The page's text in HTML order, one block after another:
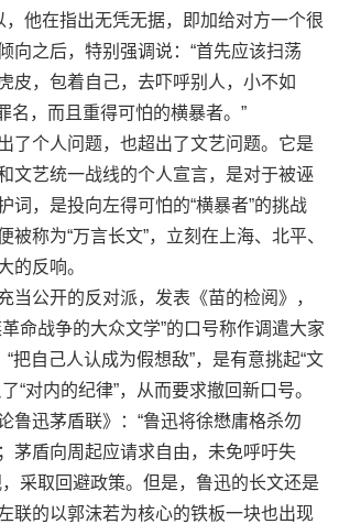
他在指出无凭无据，即加给对方一个很
向之后，特别强调说：“首先应该扫荡
皮，包着自己，去吓呼别人，小不如
名，而且重得可怕的横暴者。”
个人问题，也超出了文艺问题。它是
文艺统一战线的个人宣言，是对于被诬
词，是投向左得可怕的“横暴者”的挑战
被称为“万言长文”，立刻在上海、北平、
的反响。
公开的反对派，发表《苗的检阅》，
命战争的大众文学”的口号称作调遣大家
“把自己人认成为假想敌”，是有意挑起“文
“对内的纪律”，从而要求撤回新口号。
鲁迅茅盾联》：“鲁迅将徐懋庸格杀勿
茅盾向周起应请求自由，未免呼吁失
采取回避政策。但是，鲁迅的长文还是
联的以郭沫若为核心的铁板一块也出现